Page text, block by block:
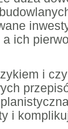
ich
i
i